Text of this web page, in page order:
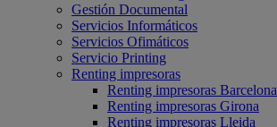
Gestión Documental
Servicios Informáticos
Servicios Ofimáticos
Servicio Printing
Renting impresoras
Renting impresoras Barcelona
Renting impresoras Girona
Renting impresoras Lleida